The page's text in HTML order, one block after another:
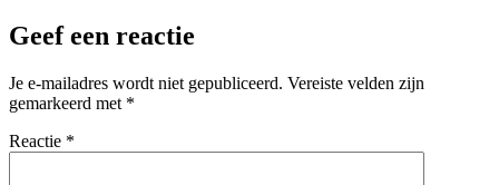
Geef een reactie
Je e-mailadres wordt niet gepubliceerd. Vereiste velden zijn
gemarkeerd met *
Reactie *